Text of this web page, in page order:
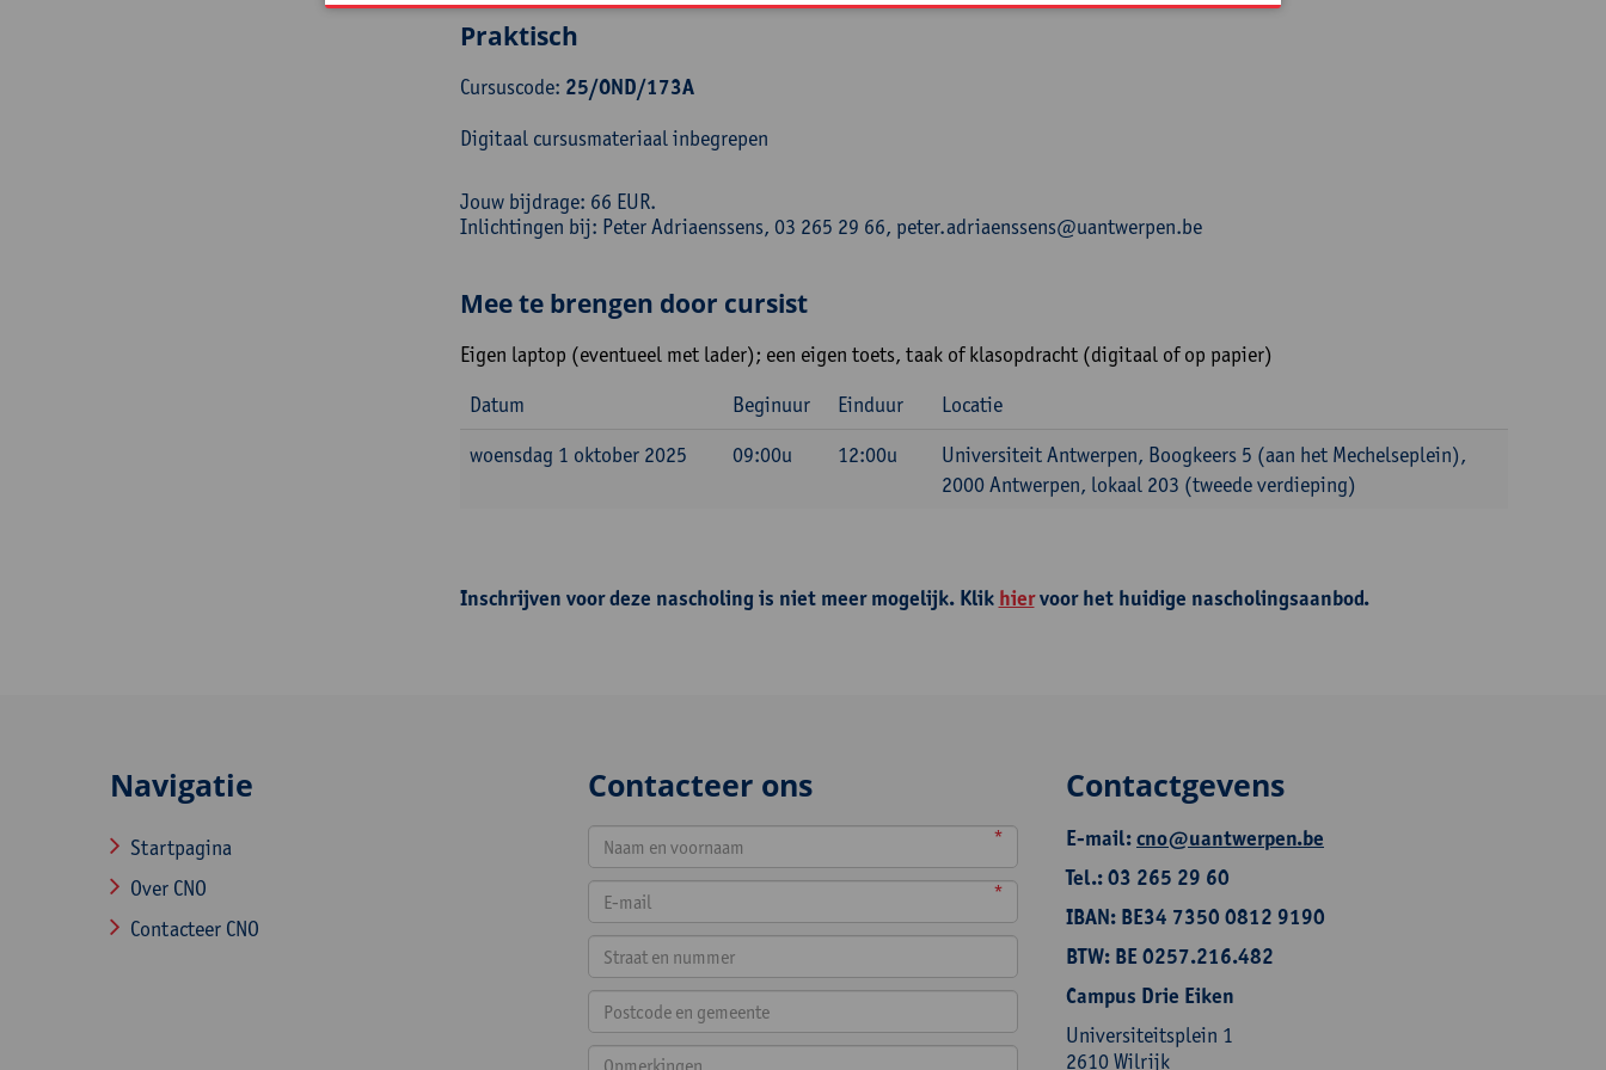
Praktisch
Cursuscode: 25/OND/173A
Digitaal cursusmateriaal inbegrepen
Jouw bijdrage: 66 EUR.
Inlichtingen bij: Peter Adriaenssens, 03 265 29 66, peter.adriaenssens@uantwerpen.be
Mee te brengen door cursist
Eigen laptop (eventueel met lader); een eigen toets, taak of klasopdracht (digitaal of op papier)
Datum
Beginuur Einduur
Locatie
woensdag 1 oktober 2025
09:00u 12:00u
Universiteit Antwerpen, Boogkeers 5 (aan het Mechelseplein),
2000 Antwerpen, lokaal 203 (tweede verdieping)
Inschrijven voor deze nascholing is niet meer mogelijk. Klik hiervoor het huidige nascholingsaanbod.
Navigatie
Startpagina
Over CNO
Contacteer CNO
Contacteer ons
*
*
Contactgevens
E-mail:cno@uantwerpen.be
Tel.: 03 265 29 60
IBAN: BE34 7350 0812 9190
BTW: BE 0257.216.482
Campus Drie Eiken
Universiteitsplein 1
2610 Wilrijk